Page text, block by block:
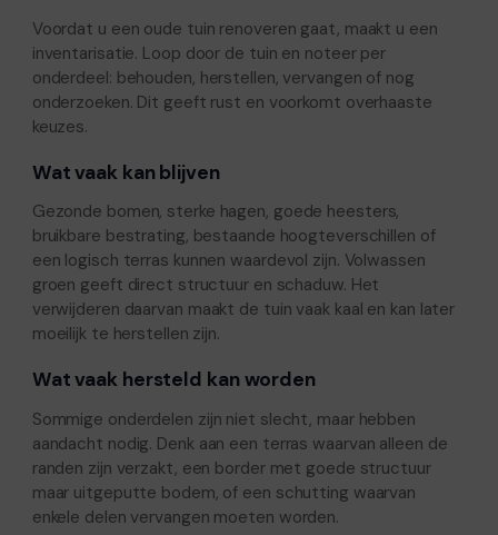
Voordat u een oude tuin renoveren gaat, maakt u een
inventarisatie. Loop door de tuin en noteer per
onderdeel: behouden, herstellen, vervangen of nog
onderzoeken. Dit geeft rust en voorkomt overhaaste
keuzes.
Wat vaak kan blijven
Gezonde bomen, sterke hagen, goede heesters,
bruikbare bestrating, bestaande hoogteverschillen of
een logisch terras kunnen waardevol zijn. Volwassen
groen geeft direct structuur en schaduw. Het
verwijderen daarvan maakt de tuin vaak kaal en kan later
moeilijk te herstellen zijn.
Wat vaak hersteld kan worden
Sommige onderdelen zijn niet slecht, maar hebben
aandacht nodig. Denk aan een terras waarvan alleen de
randen zijn verzakt, een border met goede structuur
maar uitgeputte bodem, of een schutting waarvan
enkele delen vervangen moeten worden.